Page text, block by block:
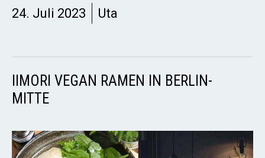
24. Juli 2023 Uta
IIMORI VEGAN RAMEN IN BERLIN-
MITTE